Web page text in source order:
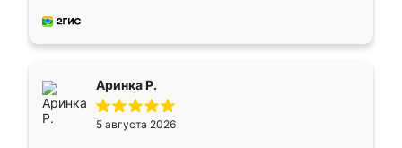
за день, ребята работали аккуратно, даже
Аринка Р.
5 августа 2026